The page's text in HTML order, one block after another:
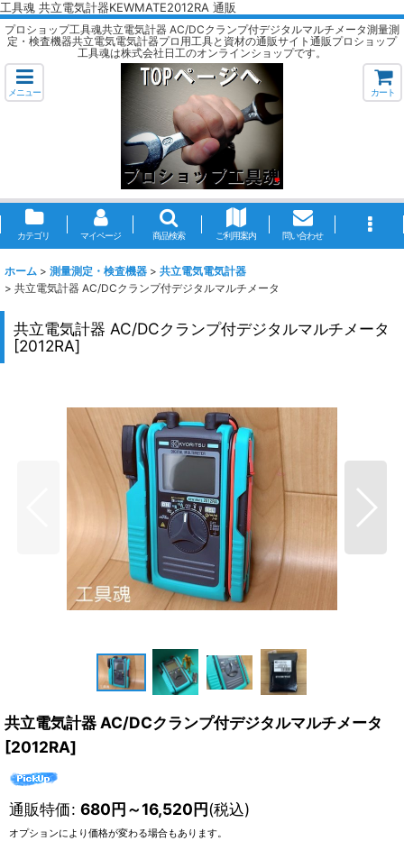
工具魂 共立電気計器KEWMATE2012RA 通販
プロショップ工具魂共立電気計器 AC/DCクランプ付デジタルマルチメータ測量測
定・検査機器共立電気電気計器プロ用工具と資材の通販サイト通販プロショップ
工具魂は株式会社日工のオンラインショップです。
メニュー カート
カテゴリ マイページ 商品検索 ご利用案内 問い合わせ
ホーム > 測量測定・検査機器 > 共立電気電気計器
> 共立電気計器 AC/DCクランプ付デジタルマルチメータ
共立電気計器 AC/DCクランプ付デジタルマルチメータ
[2012RA]
共立電気計器 AC/DCクランプ付デジタルマルチメータ
[2012RA]
通販特価: 680円～16,520円(税込)
オプションにより価格が変わる場合もあります。